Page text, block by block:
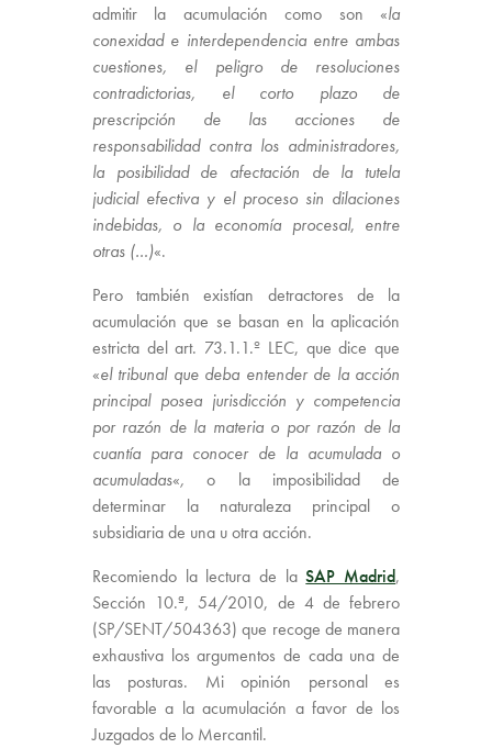
admitir la acumulación como son «la
conexidad e interdependencia entre ambas
cuestiones, el peligro de resoluciones
contradictorias, el corto plazo de
prescripción de las acciones de
responsabilidad contra los administradores,
la posibilidad de afectación de la tutela
judicial efectiva y el proceso sin dilaciones
indebidas, o la economía procesal, entre
otras (…)«.
Pero también existían detractores de la
acumulación que se basan en la aplicación
estricta del art. 73.1.1.º LEC, que dice que
«el tribunal que deba entender de la acción
principal posea jurisdicción y competencia
por razón de la materia o por razón de la
cuantía para conocer de la acumulada o
acumuladas«, o la imposibilidad de
determinar la naturaleza principal o
subsidiaria de una u otra acción.
Recomiendo la lectura de laSAP Madrid,
Sección 10.ª, 54/2010, de 4 de febrero
(SP/SENT/504363) que recoge de manera
exhaustiva los argumentos de cada una de
las posturas. Mi opinión personal es
favorable a la acumulación a favor de los
Juzgados de lo Mercantil.